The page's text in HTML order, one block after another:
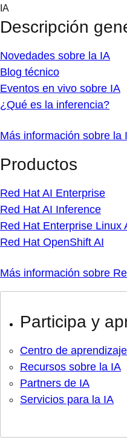
Skip
content
IA
Descripción
Novedades sobre la IA
Blog técnico
Eventos en vivo sobre IA
¿Qué es la inferencia?
Más información sobre la
Productos
Red Hat AI Enterprise
Red Hat AI Inference
Red Hat Enterprise Linux
Red Hat OpenShift AI
Más información sobre
Participa y
Centro de aprendizaje
Recursos sobre la IA
Partners de IA
Servicios para la IA